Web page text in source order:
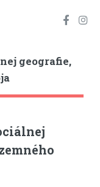
geografie,